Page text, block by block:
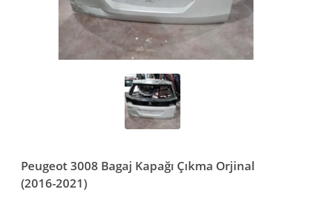
Peugeot 3008 Bagaj Kapağı Çıkma Orjinal
(2016-2021)